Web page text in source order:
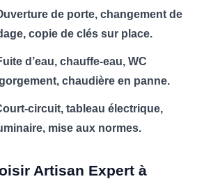
de porte, changement de
copie de clés sur place.
d’eau, chauffe-eau, WC
chaudière en panne.
circuit, tableau électrique,
mise aux normes.
Artisan Expert à